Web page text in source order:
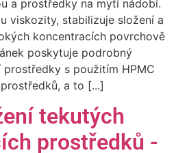
a prostředky na mytí nádobí.
viskozity, stabilizuje složení a
koncentracích povrchově
poskytuje podrobný
s použitím HPMC
a to [...]
tekutých
prostředků -